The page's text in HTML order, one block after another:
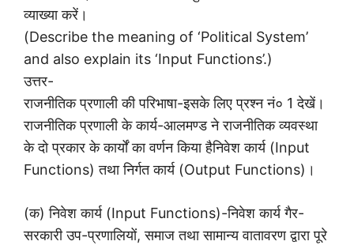
व्याख्या करें।
(Describe the meaning of ‘Political System’
and also explain its ‘Input Functions’.)
उत्तर-
राजनीतिक प्रणाली की परिभाषा-इसके लिए प्रश्न नं० 1 देखें।
राजनीतिक प्रणाली के कार्य-आलमण्ड ने राजनीतिक व्यवस्था
के दो प्रकार के कार्यों का वर्णन किया हैनिवेश कार्य (Input
Functions) तथा निर्गत कार्य (Output Functions)।
(क) निवेश कार्य (Input Functions)-निवेश कार्य गैर-
सरकारी उप-प्रणालियों, समाज तथा सामान्य वातावरण द्वारा पूरे